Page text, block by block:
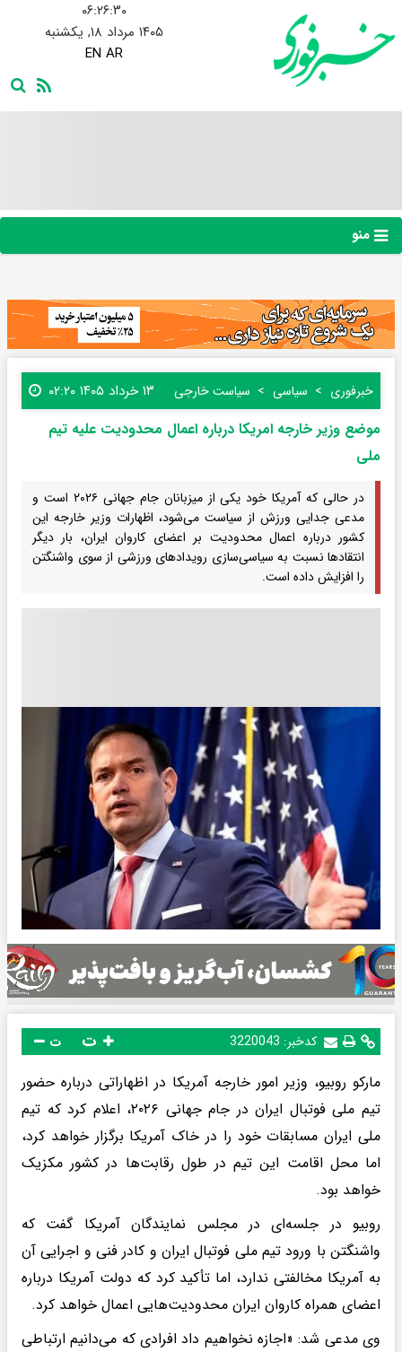
۰۶:۲۶:۳۰
۱۴۰۵ مرداد ۱۸, یکشنبه
EN AR
منو
خبرفوری سیاسی سیاست خارجی ۱۳ خرداد ۱۴۰۵ ۰۲:۲۰
موضع وزیر خارجه امریکا درباره اعمال محدودیت علیه تیم
ملی
در حالی که آمریکا خود یکی از میزبانان جام جهانی ۲۰۲۶ است و
مدعی جدایی ورزش از سیاست می‌شود، اظهارات وزیر خارجه این
کشور درباره اعمال محدودیت بر اعضای کاروان ایران، بار دیگر
انتقادها نسبت به سیاسی‌سازی رویدادهای ورزشی از سوی واشنگتن
را افزایش داده است.
کدخبر: 3220043 ت
مارکو روبیو، وزیر امور خارجه آمریکا در اظهاراتی درباره حضور
تیم ملی فوتبال ایران در جام جهانی ۲۰۲۶، اعلام کرد که تیم
ملی ایران مسابقات خود را در خاک آمریکا برگزار خواهد کرد،
اما محل اقامت این تیم در طول رقابت‌ها در کشور مکزیک
خواهد بود.
روبیو در جلسه‌ای در مجلس نمایندگان آمریکا گفت که
واشنگتن با ورود تیم ملی فوتبال ایران و کادر فنی و اجرایی آن
به آمریکا مخالفتی ندارد، اما تأکید کرد که دولت آمریکا درباره
اعضای همراه کاروان ایران محدودیت‌هایی اعمال خواهد کرد.
وی مدعی شد: «اجازه نخواهیم داد افرادی که می‌دانیم ارتباطی